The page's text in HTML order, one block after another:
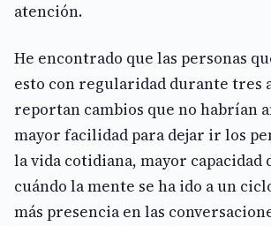
atención.
He encontrado que las personas
esto con regularidad durante tres
reportan cambios que no habrían
mayor facilidad para dejar ir los
la vida cotidiana, mayor capacidad
cuándo la mente se ha ido a un
más presencia en las